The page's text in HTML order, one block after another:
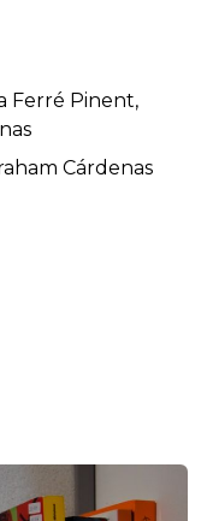
Ferré Pinent,
Cárdenas